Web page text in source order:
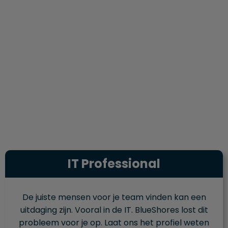
IT Professional
De juiste mensen voor je team vinden kan een
uitdaging zijn. Vooral in de IT. BlueShores lost dit
probleem voor je op. Laat ons het profiel weten